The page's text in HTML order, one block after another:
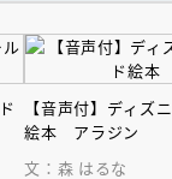
【音声付】ディズ
絵本 アラジン
文：森 はるな